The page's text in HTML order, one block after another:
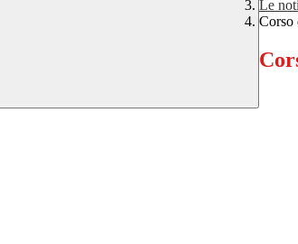
Le
Corso